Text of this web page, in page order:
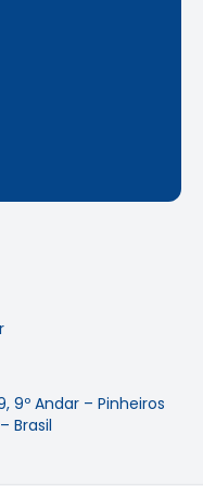
9º Andar – Pinheiros
Brasil